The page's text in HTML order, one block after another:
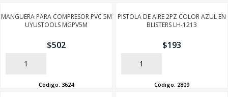
MANGUERA PARA COMPRESOR PVC 5M
UYUSTOOLS MGPV5M
$502
AÑADIR
Código: 3624
PISTOLA DE AIRE 2PZ COLOR AZUL EN
BLISTERS LH-1213
$193
AÑADIR
Código: 2809